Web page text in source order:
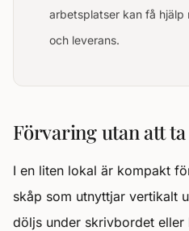
arbetsplatser kan få
och leverans.
Förvaring utan att
I en liten lokal är kompakt
skåp som utnyttjar vertikalt
döljs under skrivbordet eller